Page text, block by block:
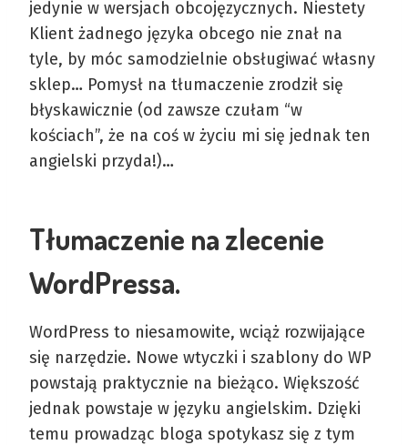
jedynie w wersjach obcojęzycznych. Niestety
Klient żadnego języka obcego nie znał na
tyle, by móc samodzielnie obsługiwać własny
sklep… Pomysł na tłumaczenie zrodził się
błyskawicznie (od zawsze czułam “w
kościach”, że na coś w życiu mi się jednak ten
angielski przyda!)…
Tłumaczenie na zlecenie
WordPressa.
WordPress to niesamowite, wciąż rozwijające
się narzędzie. Nowe wtyczki i szablony do WP
powstają praktycznie na bieżąco. Większość
jednak powstaje w języku angielskim. Dzięki
temu prowadząc bloga spotykasz się z tym